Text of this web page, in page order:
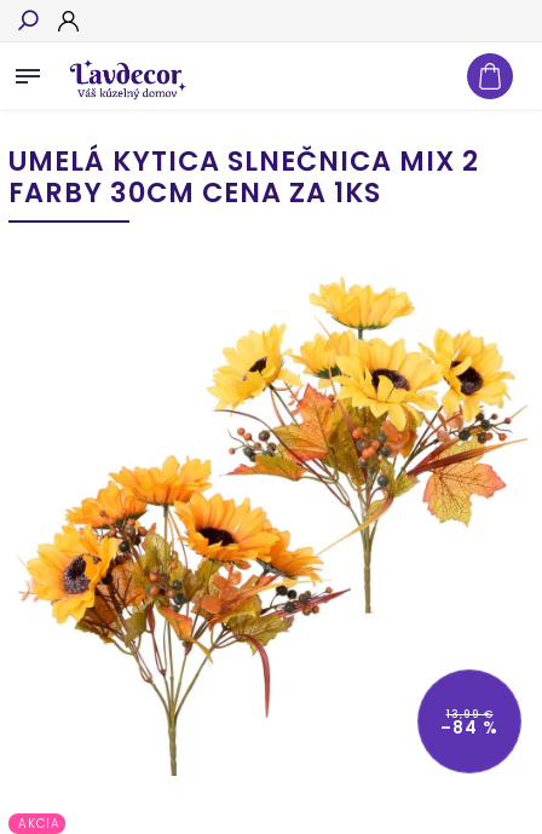
Hľadať
UMELÁ KYTICA SLNEČNICA MIX 2
FARBY 30CM CENA ZA 1KS
13,99 €
–84 %
AKCIA